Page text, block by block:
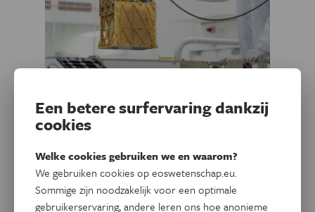
Marsrobot Perseverance haalt
zuurstof uit de atmosfeer
In de toekomst is zuurstof nodig om ter plaatse brandstof
Een betere surfervaring dankzij
cookies
Welke cookies gebruiken we en waarom?
We gebruiken cookies op eoswetenschap.eu.
Sommige zijn noodzakelijk voor een optimale
gebruikerservaring, andere leren ons hoe anonieme